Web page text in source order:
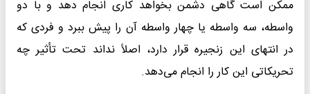
ممکن است گاهی دشمن بخواهد کاری انجام دهد و با دو
واسطه، سه واسطه یا چهار واسطه آن را پیش ببرد و فردی که
در انتهای این زنجیره قرار دارد، اصلاً نداند تحت تأثیر چه
تحریکاتی این کار را انجام می‌دهد.